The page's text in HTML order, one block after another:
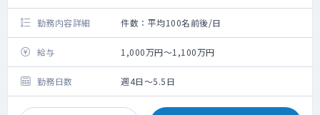
勤務内容詳細 件数：平均100名前後/日
給与 1,000万円～1,100万円
勤務日数 週4日～5.5日